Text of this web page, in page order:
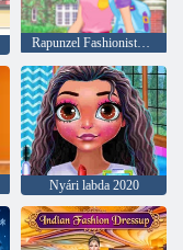
Rapunzel Fashionista a Go
Nyári labda 2020